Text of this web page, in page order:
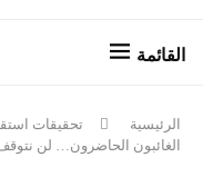
الرئيسية
تحقيقات
الغائبون الحاضرون… لن